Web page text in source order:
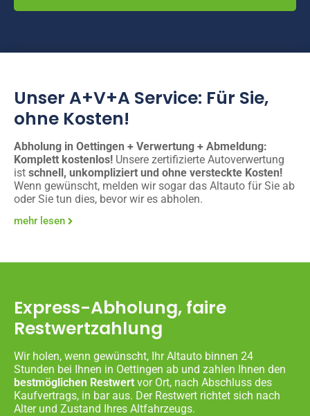
Unser A+V+A Service: Für Sie,
ohne Kosten!
Abholung in Oettingen + Verwertung + Abmeldung:
Komplett kostenlos! Unsere zertifizierte Autoverwertung
ist schnell, unkompliziert und ohne versteckte Kosten!
Wenn gewünscht, melden wir sogar das Altauto für Sie ab
oder Sie tun dies, bevor wir es abholen.
mehr lesen
Express-Abholung, faire
Restwertzahlung
Wir holen, wenn gewünscht, Ihr Altauto binnen 24
Stunden bei Ihnen in Oettingen ab und zahlen Ihnen den
bestmöglichen Restwert vor Ort, nach Abschluss des
Kaufvertrags, in bar aus. Der Restwert richtet sich nach
Alter und Zustand Ihres Altfahrzeugs.